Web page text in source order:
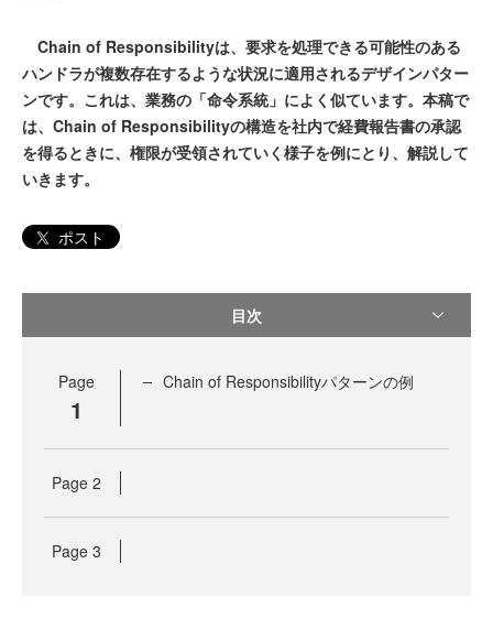
Chain of Responsibilityは、要求を処理できる可能性のある
ハンドラが複数存在するような状況に適用されるデザインパター
ンです。これは、業務の「命令系統」によく似ています。本稿で
は、Chain of Responsibilityの構造を社内で経費報告書の承認
を得るときに、権限が受領されていく様子を例にとり、解説して
いきます。
ポスト
目次
Page
1
Chain of Responsibilityパターンの例
Page 2
Page 3